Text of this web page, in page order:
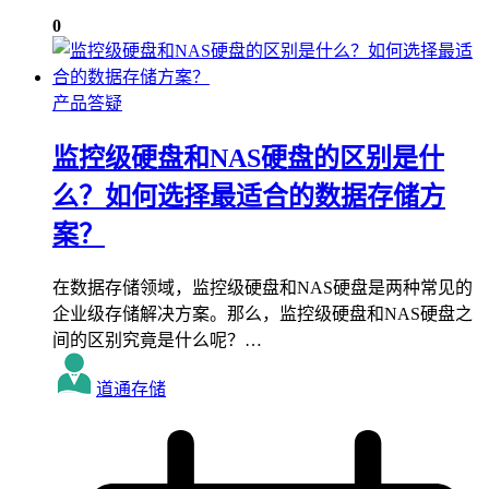
0
产品答疑
监控级硬盘和NAS硬盘的区别是什
么？如何选择最适合的数据存储方
案？
在数据存储领域，监控级硬盘和NAS硬盘是两种常见的
企业级存储解决方案。那么，监控级硬盘和NAS硬盘之
间的区别究竟是什么呢？…
道通存储